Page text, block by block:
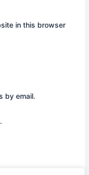
in this browser
by email.